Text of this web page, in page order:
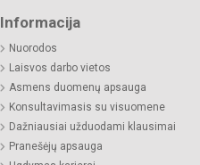
Informacija
Nuorodos
Laisvos darbo vietos
Asmens duomenų apsauga
Konsultavimasis su visuomene
Dažniausiai užduodami klausimai
Pranešėjų apsauga